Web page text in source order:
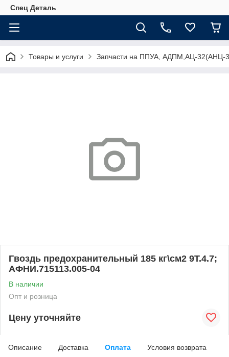
Спец Деталь
Товары и услуги Запчасти на ППУА, АДПМ,АЦ-32(АНЦ-
Гвоздь предохранительный 185 кг\см2 9Т.4.7;
АФНИ.715113.005-04
В наличии
Опт и розница
Цену уточняйте
Описание Доставка Оплата Условия возврата